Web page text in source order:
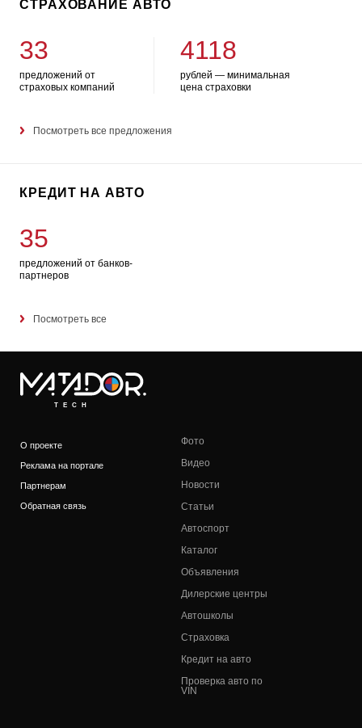
СТРАХОВАНИЕ АВТО
33
предложений от
страховых компаний
4118
рублей — минимальная
цена страховки
Посмотреть все предложения
КРЕДИТ НА АВТО
35
предложений от банков-
партнеров
Посмотреть все
TECH
О проекте
Реклама на портале
Партнерам
Обратная связь
Фото
Видео
Новости
Статьи
Автоспорт
Каталог
Объявления
Дилерские центры
Автошколы
Страховка
Кредит на авто
Проверка авто по
VIN